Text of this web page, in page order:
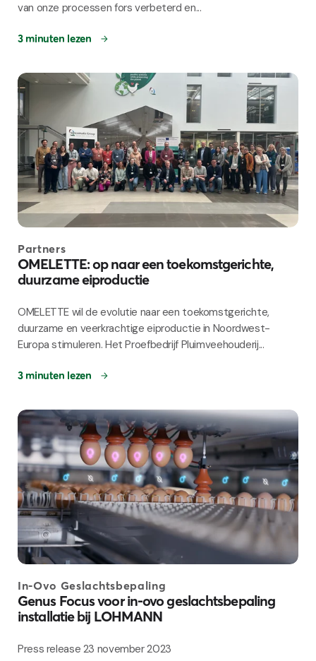
van onze processen fors verbeterd en...
3 minuten lezen
Partners
OMELETTE: op naar een toekomstgerichte,
duurzame eiproductie
OMELETTE wil de evolutie naar een toekomstgerichte,
duurzame en veerkrachtige eiproductie in Noordwest-
Europa stimuleren. Het Proefbedrijf Pluimveehouderij...
3 minuten lezen
In-Ovo Geslachtsbepaling
Genus Focus voor in-ovo geslachtsbepaling
installatie bij LOHMANN
Press release 23 november 2023